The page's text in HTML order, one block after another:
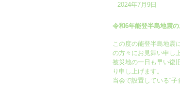
2024年7月9日
令和6年能登半島地震
この度の能登半島地震
の方々にお見舞い申し
被災地の一日も早い復
り申し上げます。
当会で設置している“